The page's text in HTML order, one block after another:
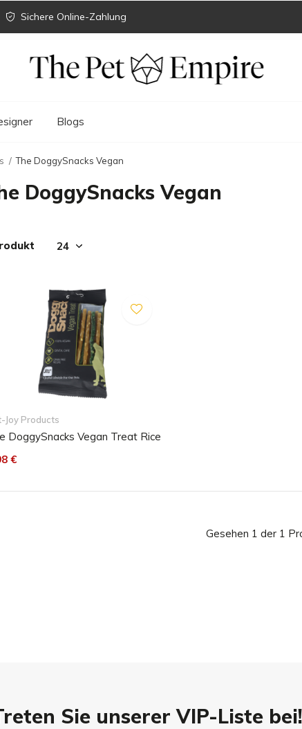
Blogs
Sichere Online-Zahlung
The DoggySnacks Vegan
DoggySnacks Vegan
Joy Products
DoggySnacks Vegan Treat Rice
€
Gesehen 1 der 1
Sie unserer VIP-Liste bei!